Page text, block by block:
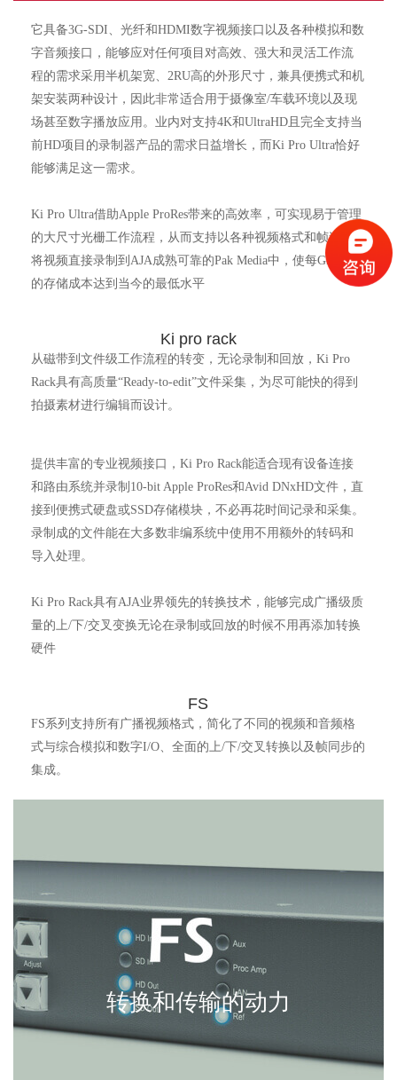
它具备3G-SDI、光纤和HDMI数字视频接口以及各种模拟和数
字音频接口，能够应对任何项目对高效、强大和灵活工作流
程的需求采用半机架宽、2RU高的外形尺寸，兼具便携式和机
架安装两种设计，因此非常适合用于摄像室/车载环境以及现
场甚至数字播放应用。业内对支持4K和UltraHD且完全支持当
前HD项目的录制器产品的需求日益增长，而Ki Pro Ultra恰好
能够满足这一需求。
Ki Pro Ultra借助Apple ProRes带来的高效率，可实现易于管理
的大尺寸光栅工作流程，从而支持以各种视频格式和帧速率
将视频直接录制到AJA成熟可靠的Pak Media中，使每GB数据
的存储成本达到当今的最低水平
Ki pro rack
从磁带到文件级工作流程的转变，无论录制和回放，Ki Pro
Rack具有高质量“Ready-to-edit”文件采集，为尽可能快的得到
拍摄素材进行编辑而设计。
提供丰富的专业视频接口，Ki Pro Rack能适合现有设备连接
和路由系统并录制10-bit Apple ProRes和Avid DNxHD文件，直
接到便携式硬盘或SSD存储模块，不必再花时间记录和采集。
录制成的文件能在大多数非编系统中使用不用额外的转码和
导入处理。
Ki Pro Rack具有AJA业界领先的转换技术，能够完成广播级质
量的上/下/交叉变换无论在录制或回放的时候不用再添加转换
硬件
FS
FS系列支持所有广播视频格式，简化了不同的视频和音频格
式与综合模拟和数字I/O、全面的上/下/交叉转换以及帧同步的
集成。
转换和传输的动力